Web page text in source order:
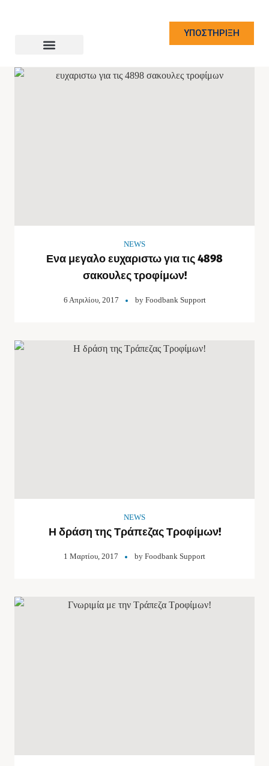
ΥΠΟΣΤΗΡΙΞΗ
NEWS
Ενα μεγαλο ευχαριστω για τις 4898
σακουλες τροφίμων!
6 Απριλίου, 2017 by Foodbank Support
NEWS
Η δράση της Τράπεζας Τροφίμων!
1 Μαρτίου, 2017 by Foodbank Support